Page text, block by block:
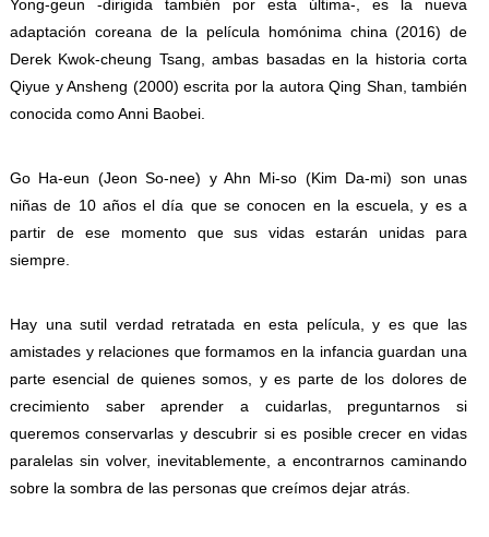
Yong-geun -dirigida también por esta última-, es la nueva
adaptación coreana de la película homónima china (2016) de
Derek Kwok-cheung Tsang, ambas basadas en la historia corta
Qiyue y Ansheng (2000) escrita por la autora Qing Shan, también
conocida como Anni Baobei.
Go Ha-eun (Jeon So-nee) y Ahn Mi-so (Kim Da-mi) son unas
niñas de 10 años el día que se conocen en la escuela, y es a
partir de ese momento que sus vidas estarán unidas para
siempre.
Hay una sutil verdad retratada en esta película, y es que las
amistades y relaciones que formamos en la infancia guardan una
parte esencial de quienes somos, y es parte de los dolores de
crecimiento saber aprender a cuidarlas, preguntarnos si
queremos conservarlas y descubrir si es posible crecer en vidas
paralelas sin volver, inevitablemente, a encontrarnos caminando
sobre la sombra de las personas que creímos dejar atrás.